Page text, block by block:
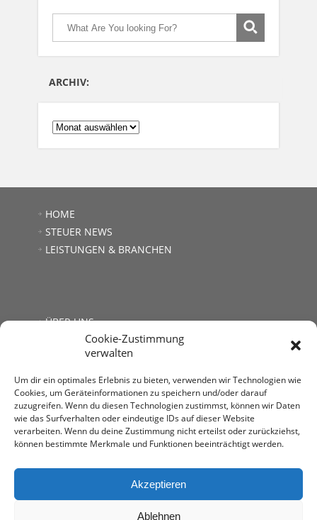
Cookie-Zustimmung
verwalten
Um dir ein optimales Erlebnis zu bieten, verwenden wir Technologien wie
Cookies, um Geräteinformationen zu speichern und/oder darauf
zuzugreifen. Wenn du diesen Technologien zustimmst, können wir Daten
wie das Surfverhalten oder eindeutige IDs auf dieser Website
verarbeiten. Wenn du deine Zustimmung nicht erteilst oder zurückziehst,
können bestimmte Merkmale und Funktionen beeinträchtigt werden.
Akzeptieren
Ablehnen
ARCHIV:
ARCHIV:
HOME
STEUER NEWS
LEISTUNGEN & BRANCHEN
ÜBER UNS
KONTAKT
Steuerberatung Mag. Andrea Kromer
E:office@stb-kromer.at